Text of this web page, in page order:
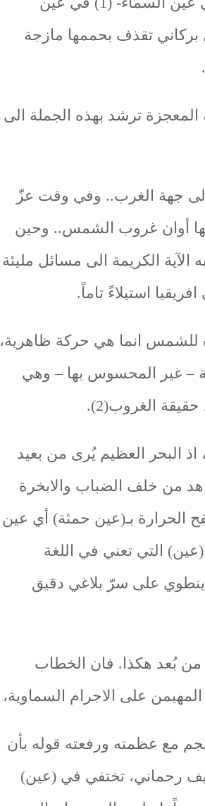
بركاني تقذف بحممها مازجة
المعجزة ترشد بهذه الجملة الى
الى جهة الغرب.. وفي وقت عزّ
أوان غروب الشمس.. وحين
الكريمة الى مسائل مليئة
استيلاءً تاماً.
للشمس انما هي حركة ظاهرية،
– غير المحسوس بها – وهي
الغروب(2).
البحر العظيم يُرى من بعيد
من خلف الضباب والابخرة
الحرارة بـ(عين حمئة) أي عين
التي تعني في اللغة
ينطوي على سرّ بلاغي دقيق
من بُعد هكذا. فان الخطاب
على الاجرام السماوية،
مع عظمته ورفعته قوله بأن
رحماني، تختفي في (عين)